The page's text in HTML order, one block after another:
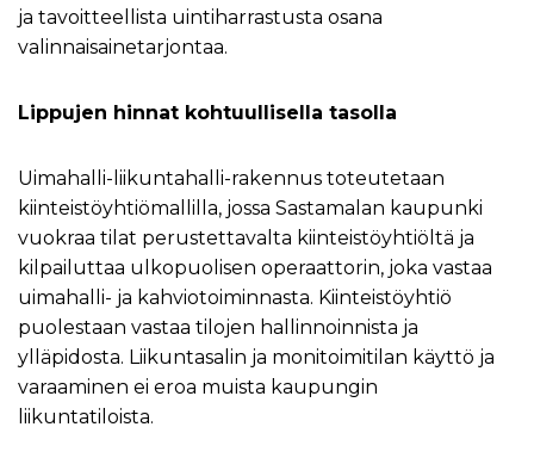
ja tavoitteellista uintiharrastusta osana
valinnaisainetarjontaa.
Lippujen hinnat kohtuullisella tasolla
Uimahalli-liikuntahalli-rakennus toteutetaan
kiinteistöyhtiömallilla, jossa Sastamalan kaupunki
vuokraa tilat perustettavalta kiinteistöyhtiöltä ja
kilpailuttaa ulkopuolisen operaattorin, joka vastaa
uimahalli- ja kahviotoiminnasta. Kiinteistöyhtiö
puolestaan vastaa tilojen hallinnoinnista ja
ylläpidosta. Liikuntasalin ja monitoimitilan käyttö ja
varaaminen ei eroa muista kaupungin
liikuntatiloista.